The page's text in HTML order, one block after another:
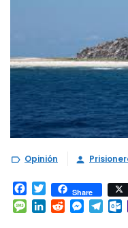
 Opinión 
Facebook
TwitterShare
Message
LinkedInReddit